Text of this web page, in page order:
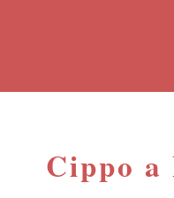
Cippo a